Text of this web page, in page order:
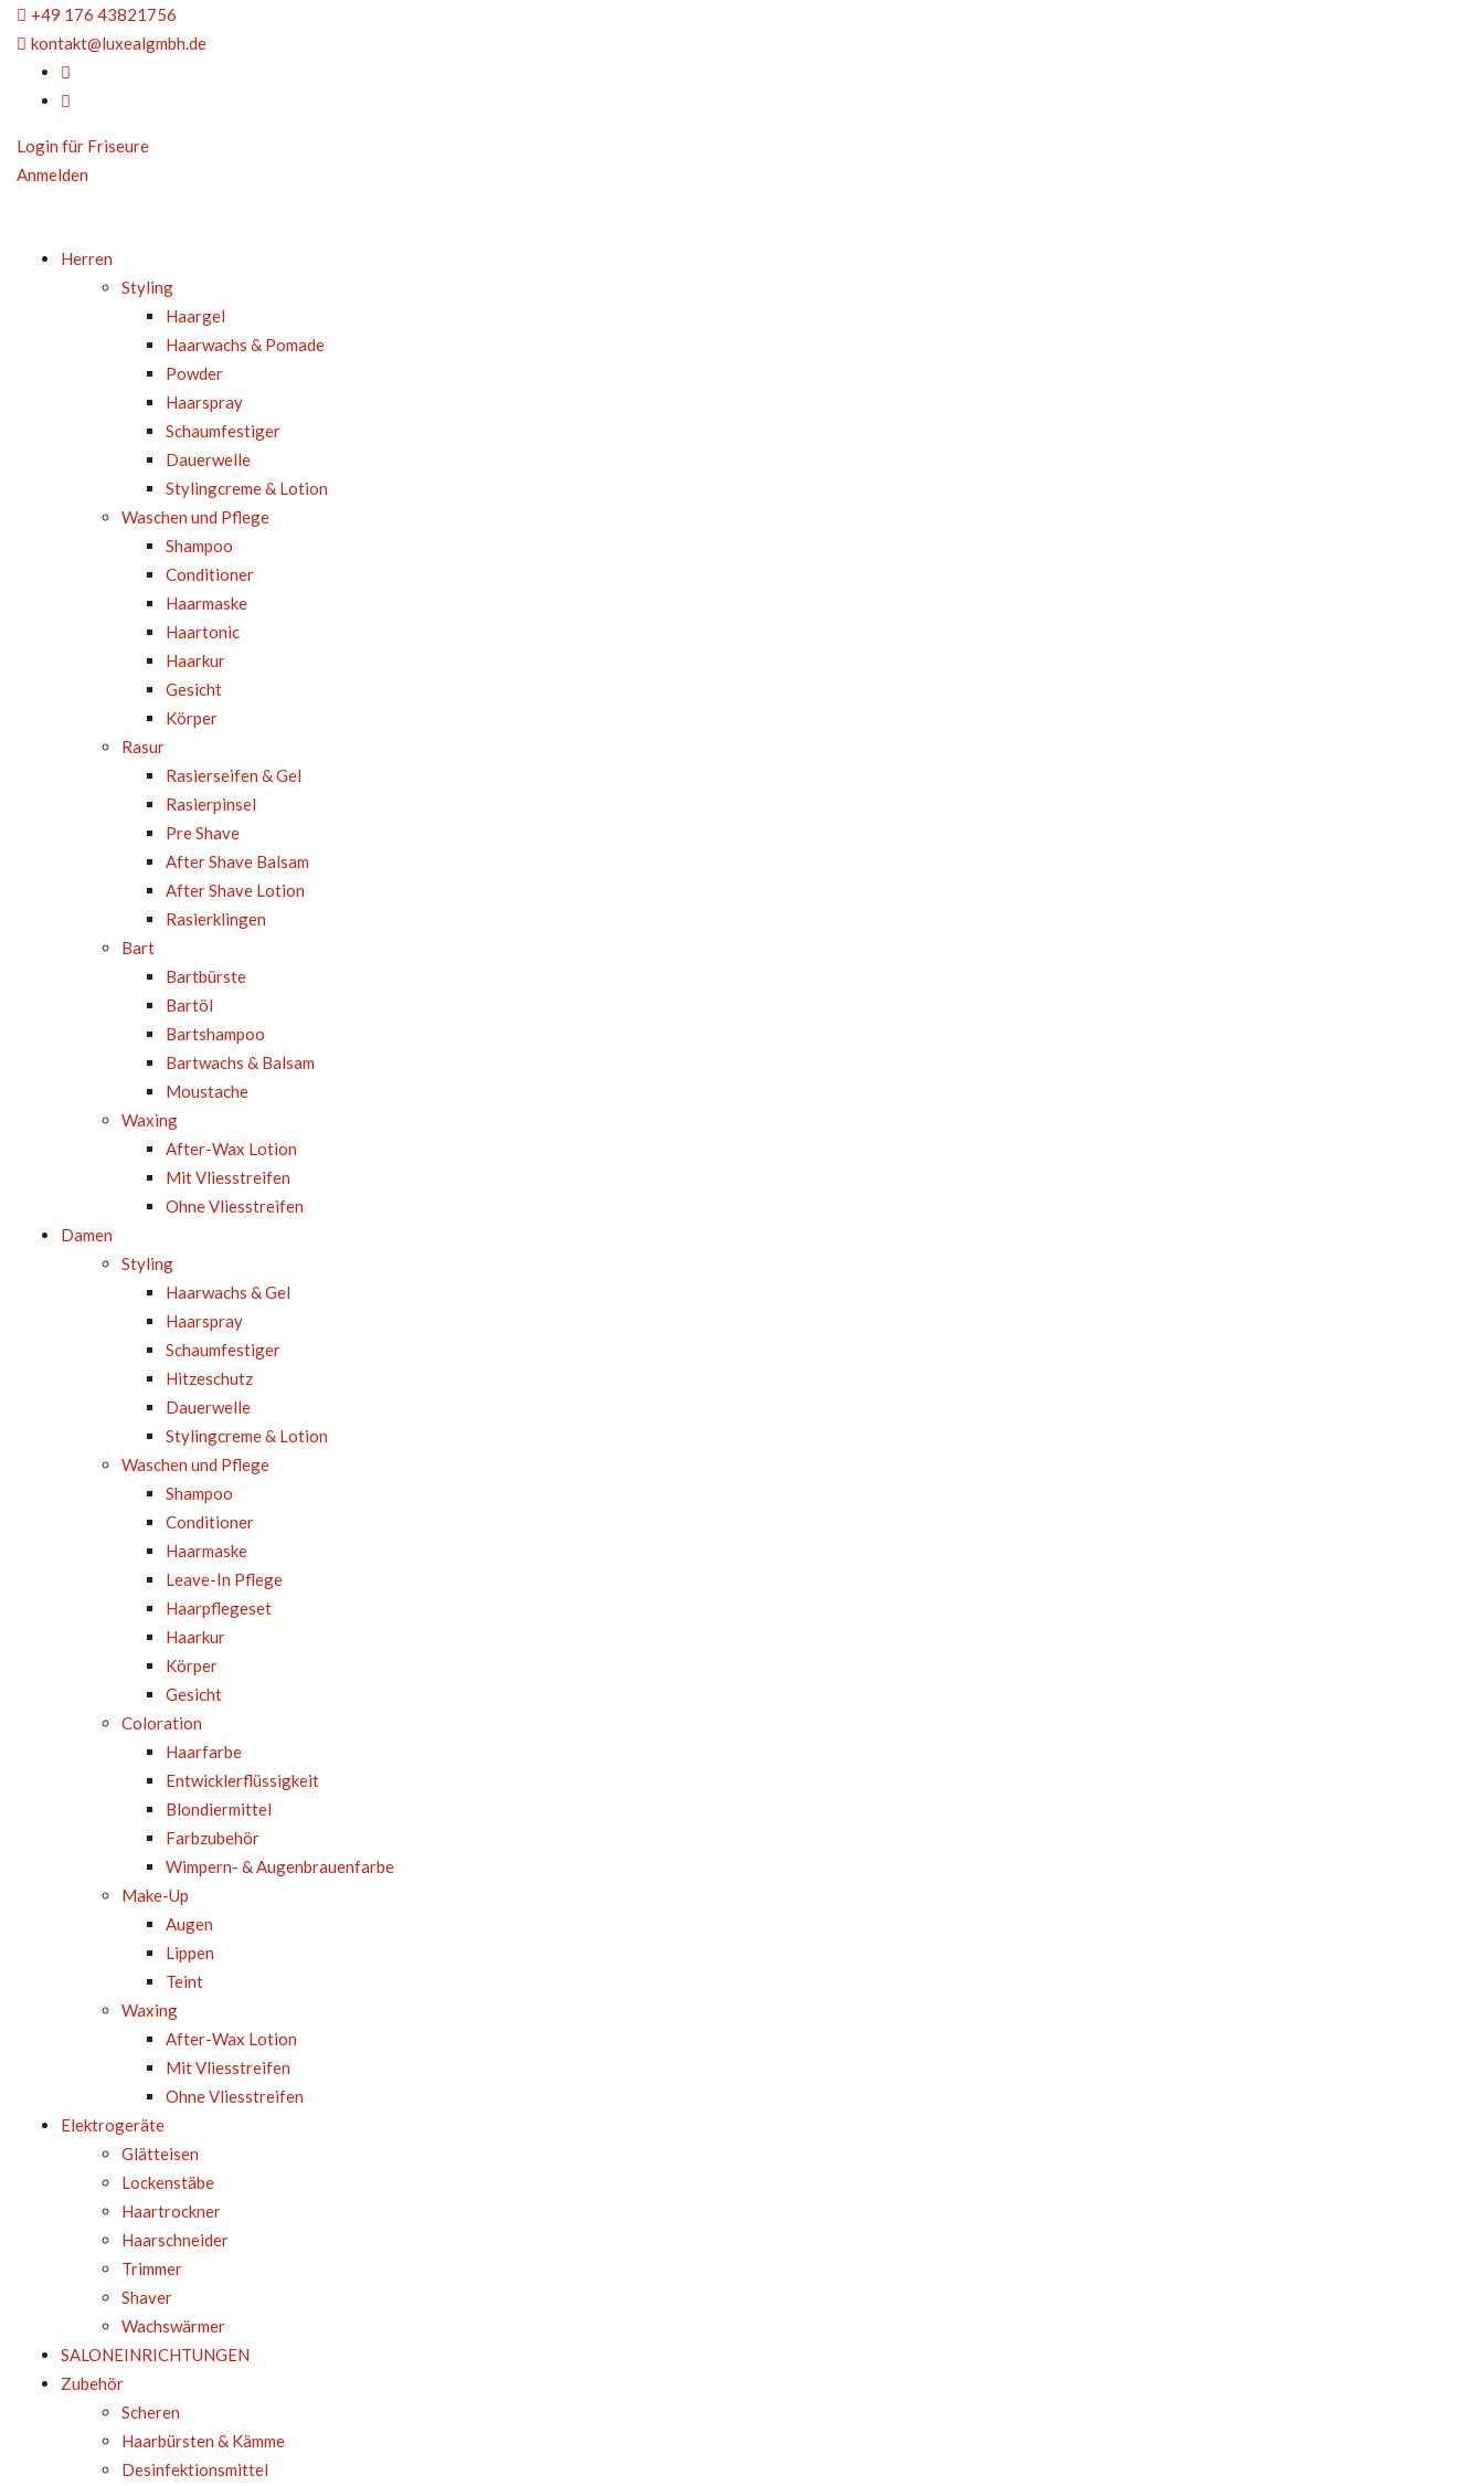
+49 176 43821756
kontakt@luxealgmbh.de
Login für Friseure
Anmelden
Herren
Styling
Haargel
Haarwachs & Pomade
Powder
Haarspray
Schaumfestiger
Dauerwelle
Stylingcreme & Lotion
Waschen und Pflege
Shampoo
Conditioner
Haarmaske
Haartonic
Haarkur
Gesicht
Körper
Rasur
Rasierseifen & Gel
Rasierpinsel
Pre Shave
After Shave Balsam
After Shave Lotion
Rasierklingen
Bart
Bartbürste
Bartöl
Bartshampoo
Bartwachs & Balsam
Moustache
Waxing
After-Wax Lotion
Mit Vliesstreifen
Ohne Vliesstreifen
Damen
Styling
Haarwachs & Gel
Haarspray
Schaumfestiger
Hitzeschutz
Dauerwelle
Stylingcreme & Lotion
Waschen und Pflege
Shampoo
Conditioner
Haarmaske
Leave-In Pflege
Haarpflegeset
Haarkur
Körper
Gesicht
Coloration
Haarfarbe
Entwicklerflüssigkeit
Blondiermittel
Farbzubehör
Wimpern- & Augenbrauenfarbe
Make-Up
Augen
Lippen
Teint
Waxing
After-Wax Lotion
Mit Vliesstreifen
Ohne Vliesstreifen
Elektrogeräte
Glätteisen
Lockenstäbe
Haartrockner
Haarschneider
Trimmer
Shaver
Wachswärmer
SALONEINRICHTUNGEN
Zubehör
Scheren
Haarbürsten & Kämme
Desinfektionsmittel